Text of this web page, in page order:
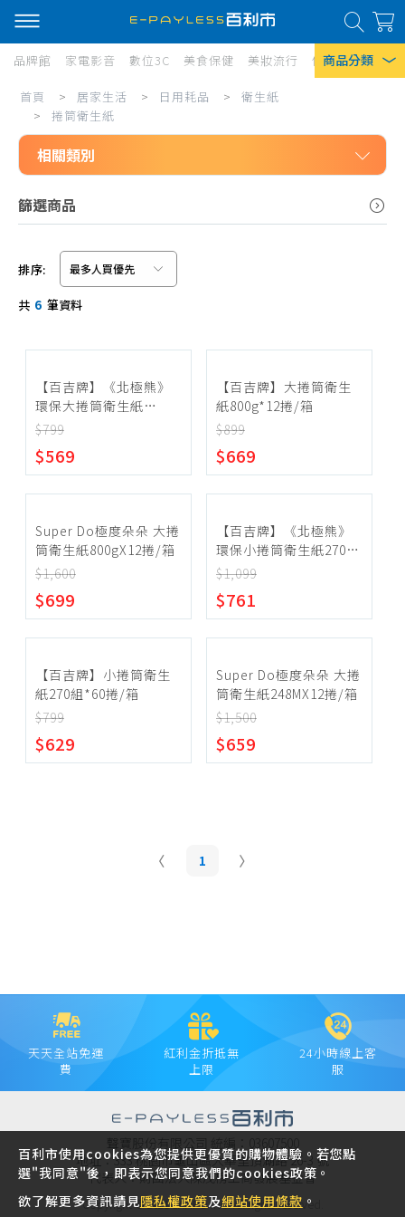
商品分類
熱門搜尋
風扇
口罩
除濕機
Iphone 17
品牌館 家電影音 數位3C 美食保健 美妝流行 傢俱寢具 居
捲
衛
生
紙
首頁 > 居家生活 > 日用耗品 >
衛生紙
>
捲筒衛生紙
相關類別
日用耗品
衛生紙
抽取式衛生紙
廚房紙巾
捲筒衛生紙
篩選商品
信用卡/Line Pay/ATM
分期0利率
超商付款
排序:
共 6 筆資料
【百吉牌】《北極熊》
環保大捲筒衛生紙
800g*12捲/箱
$799
$569
【百吉牌】大捲筒衛生
紙800g*12捲/箱
$899
$669
Super Do極度朵朵 大捲
筒衛生紙800gX12捲/箱
$1,600
$699
【百吉牌】《北極熊》
環保小捲筒衛生紙270組
*96捲/箱
$1,099
$761
【百吉牌】小捲筒衛生
紙270組*60捲/箱
$799
$629
Super Do極度朵朵 大捲
筒衛生紙248MX12捲/箱
$1,500
$659
1
天天全站免運
費
紅利金折抵無
上限
24小時線上客
服
聲寶股份有限公司 統編：03607500
地址：333 桃園市龜山區大華里頂湖路 26-3 號
代表人：財團法人陳茂榜工商發展基金會
Copyright © 2021 SAMPO INC. All rights reserved.
百利市使用cookies為您提供更優質的購物體驗。若您點
選"我同意"後，即表示您同意我們的cookies政策。
欲了解更多資訊請見隱私權政策及網站使用條款 。